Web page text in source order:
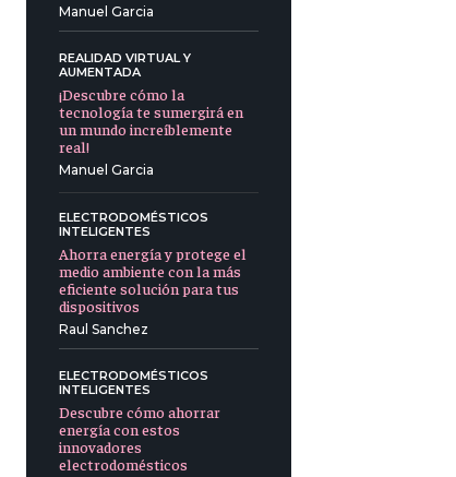
Manuel Garcia
REALIDAD VIRTUAL Y
AUMENTADA
¡Descubre cómo la
tecnología te sumergirá en
un mundo increíblemente
real!
Manuel Garcia
ELECTRODOMÉSTICOS
INTELIGENTES
Ahorra energía y protege el
medio ambiente con la más
eficiente solución para tus
dispositivos
Raul Sanchez
ELECTRODOMÉSTICOS
INTELIGENTES
Descubre cómo ahorrar
energía con estos
innovadores
electrodomésticos